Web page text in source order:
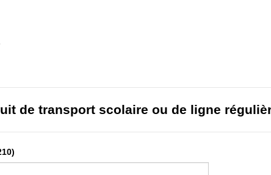
de transport scolaire ou de ligne